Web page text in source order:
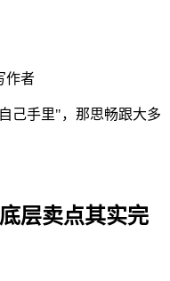
作者
己手里"，那思畅跟大多
层卖点其实完